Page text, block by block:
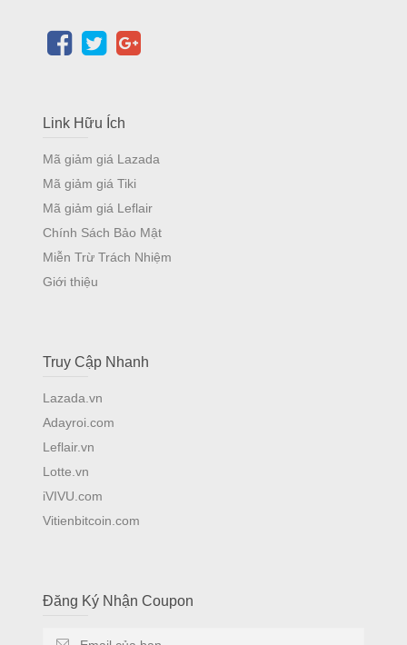
Link Hữu Ích
Mã giảm giá Lazada
Mã giảm giá Tiki
Mã giảm giá Leflair
Chính Sách Bảo Mật
Miễn Trừ Trách Nhiệm
Giới thiệu
Truy Cập Nhanh
Lazada.vn
Adayroi.com
Leflair.vn
Lotte.vn
iVIVU.com
Vitienbitcoin.com
Đăng Ký Nhận Coupon